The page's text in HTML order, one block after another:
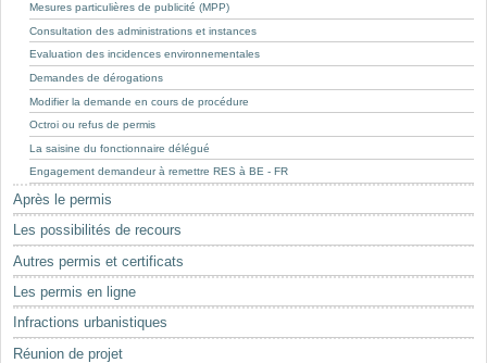
Mesures particulières de publicité (MPP)
Consultation des administrations et instances
Evaluation des incidences environnementales
Demandes de dérogations
Modifier la demande en cours de procédure
Octroi ou refus de permis
La saisine du fonctionnaire délégué
Engagement demandeur à remettre RES à BE - FR
Après le permis
Les possibilités de recours
Autres permis et certificats
Les permis en ligne
Infractions urbanistiques
Réunion de projet